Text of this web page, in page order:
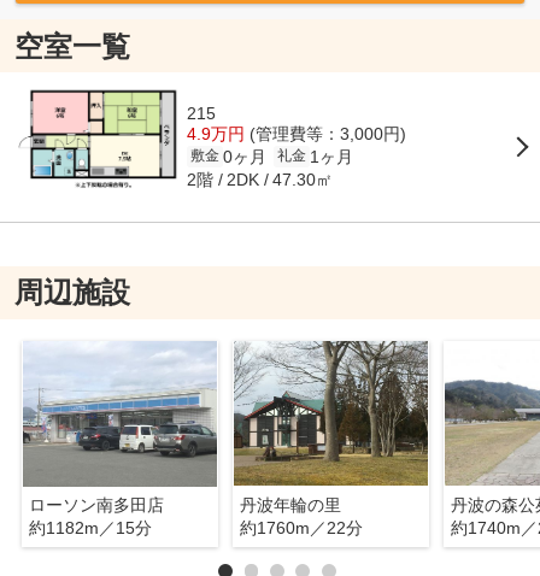
空室一覧
215
4.9万円 (管理費等：3,000円)
敷金 0ヶ月 礼金 1ヶ月
2階 2DK 47.30㎡
周辺施設
ローソン南多田店
約1182m／15分
丹波年輪の里
約1760m／22分
約1740m